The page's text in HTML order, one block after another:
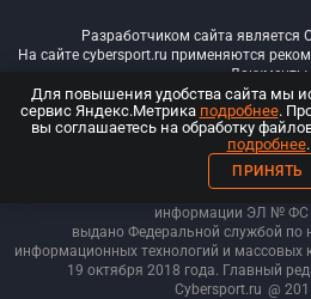
Разработчиком сайта
На сайте cybersport.ru применяются
Документы
© ООО «Киберспорт.ру» —
18+
ООО «Киберспорт.ру». Свидетельство о
информации ЭЛ № ФС
выдано Федеральной службой по
информационных технологий и массовых
19 октября 2018 года. Главный
Cybersport.ru @
Для повышения удобства сайта мы
сервис Яндекс.Метрика подробнее.
вы соглашаетесь на обработку
подробнее.
ПРИНЯТЬ